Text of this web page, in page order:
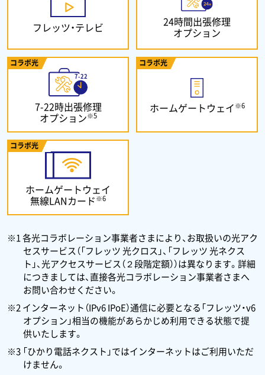
フレッツ・テレビ 24時間出張修理
オプション
コラボ光
7-22時出張修理
オプション※5
コラボ光
ホームゲートウェイ※6
コラボ光
ホームゲートウェイ
無線LANカード※6
※1 各光コラボレーション事業者さまにより、お取扱いの光アク
セスサービス（「フレッツ 光クロス」、「フレッツ 光ネクス
ト」、光アクセスサービス（２段階定額））は異なります。詳細
につきましては、直接各光コラボレーション事業者さまへ
お問い合わせください。
※2 インターネット（IPv6 IPoE）通信に必要となる「フレッツ・v6
オプション」相当の機能があらかじめ利用できる状態で提
供いたします。
※3 「ひかり電話ネクスト」ではインターネットはご利用いただ
けません。